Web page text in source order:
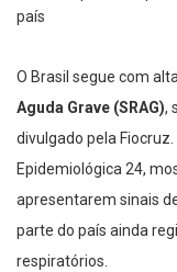
O Brasil segue com
Aguda Grave (SRAG),
divulgado pela
Epidemiológica 24,
apresentarem sinais
parte do país ainda
respiratórios.